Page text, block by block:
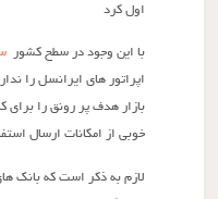
اول کرد
با این وجود در سطح کشور
اپراتور های ایرانسل را
بازار هدف پر رونق را برای
خوبی از امکانات ارسال
لازم به ذکر است که بانک